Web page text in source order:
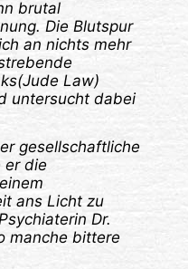
brutal
Die Blutspur
an nichts mehr
Law)
untersucht dabei
gesellschaftliche
er die
ans Licht zu
Dr.
manche bittere